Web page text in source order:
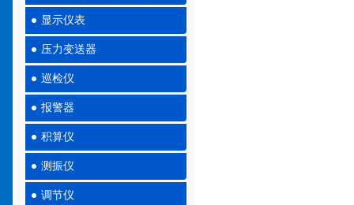
显示仪表
压力变送器
巡检仪
报警器
积算仪
测振仪
调节仪